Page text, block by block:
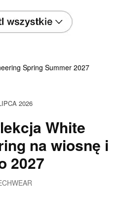
2026
White
na wiosnę i
2027